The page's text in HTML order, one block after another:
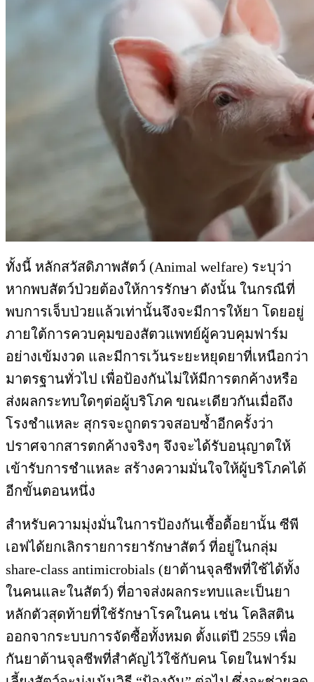
ทั้งนี้ หลักสวัสดิภาพสัตว์ (Animal welfare) ระบุว่า
หากพบสัตว์ป่วยต้องให้การรักษา ดังนั้น ในกรณีที่
พบการเจ็บป่วยแล้วเท่านั้นจึงจะมีการให้ยา โดยอยู่
ภายใต้การควบคุมของสัตวแพทย์ผู้ควบคุมฟาร์ม
อย่างเข้มงวด และมีการเว้นระยะหยุดยาที่เหนือกว่า
มาตรฐานทั่วไป เพื่อป้องกันไม่ให้มีการตกค้างหรือ
ส่งผลกระทบใดๆต่อผู้บริโภค ขณะเดียวกันเมื่อถึง
โรงชำแหละ สุกรจะถูกตรวจสอบซ้ำอีกครั้งว่า
ปราศจากสารตกค้างจริงๆ จึงจะได้รับอนุญาตให้
เข้ารับการชำแหละ สร้างความมั่นใจให้ผู้บริโภคได้
อีกขั้นตอนหนึ่ง
สำหรับความมุ่งมั่นในการป้องกันเชื้อดื้อยานั้น ซีพี
เอฟได้ยกเลิกรายการยารักษาสัตว์ ที่อยู่ในกลุ่ม
share-class antimicrobials (ยาต้านจุลชีพที่ใช้ได้ทั้ง
ในคนและในสัตว์) ที่อาจส่งผลกระทบและเป็นยา
หลักตัวสุดท้ายที่ใช้รักษาโรคในคน เช่น โคลิสติน
ออกจากระบบการจัดซื้อทั้งหมด ตั้งแต่ปี 2559 เพื่อ
กันยาต้านจุลชีพที่สำคัญไว้ใช้กับคน โดยในฟาร์ม